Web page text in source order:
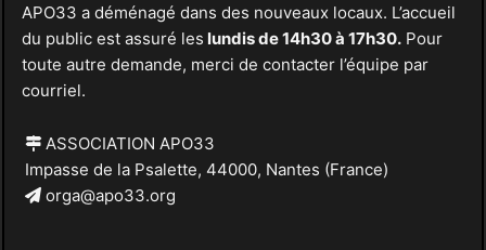
APO33 a déménagé dans des nouveaux locaux. L’accueil
du public est assuré les lundis de 14h30 à 17h30.Pour
toute autre demande, merci de contacter l’équipe par
courriel.
ASSOCIATION APO33
Impasse de la Psalette, 44000, Nantes (France)
orga@apo33.org